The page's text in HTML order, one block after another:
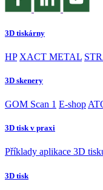
3D tiskárny
HP XACT METAL
3D skenery
GOM Scan 1 E-shop
3D tisk v praxi
Příklady aplikace 3D
3D tisk